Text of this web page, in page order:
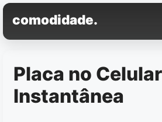
Pular
para
o
comodidade.
Placa no
Instantânea